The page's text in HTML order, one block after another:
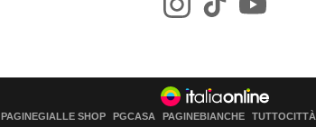
PAGINEGIALLE SHOP PGCASA PAGINEBIANCHE TUTTOCITTÀ